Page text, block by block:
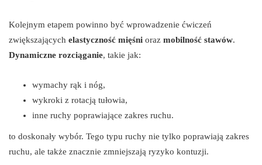
Kolejnym etapem powinno być wprowadzenie ćwiczeń
zwiększających elastyczność mięśni oraz mobilność stawów.
Dynamiczne rozciąganie, takie jak:
wymachy rąk i nóg,
wykroki z rotacją tułowia,
inne ruchy poprawiające zakres ruchu.
to doskonały wybór. Tego typu ruchy nie tylko poprawiają zakres
ruchu, ale także znacznie zmniejszają ryzyko kontuzji.